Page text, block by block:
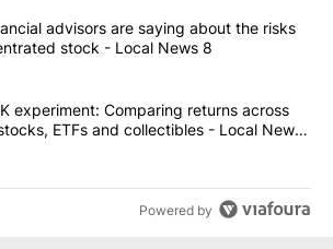
of the most commented articles in the last
"What financial advisors are saying
advisors are saying about the risks
stock - Local News 8
"The $10K experiment: Comparing
experiment: Comparing returns across
ETFs and collectibles - Local News
Powered by